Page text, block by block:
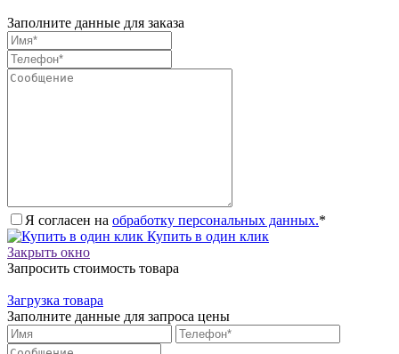
Заполните данные для заказа
Я согласен на обработку персональных данных.*
Купить в один клик
Закрыть окно
Запросить стоимость товара
Загрузка товара
Заполните данные для запроса цены